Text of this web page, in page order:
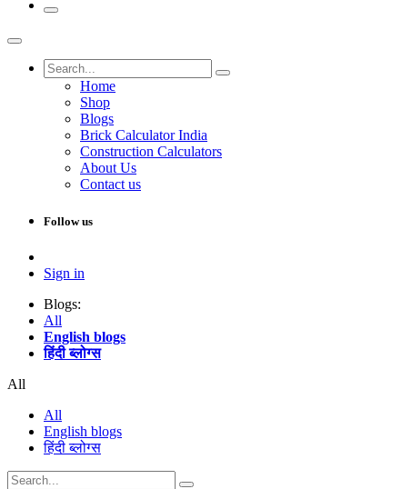
Home
Shop
Blogs
Brick Calculator India
Construction Calculators
About Us
Contact us
Follow us
Sign in
Blogs:
All
English blogs
हिंदी ब्लोग्स
All
All
English blogs
हिंदी ब्लोग्स